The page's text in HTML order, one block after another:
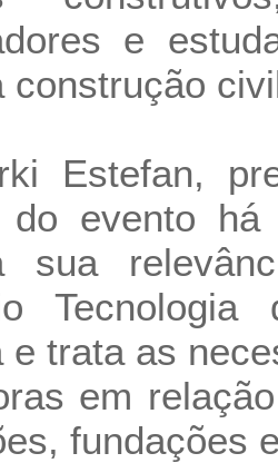
e
construção
Estefan,
do evento
sua
e trata as
em
fundações